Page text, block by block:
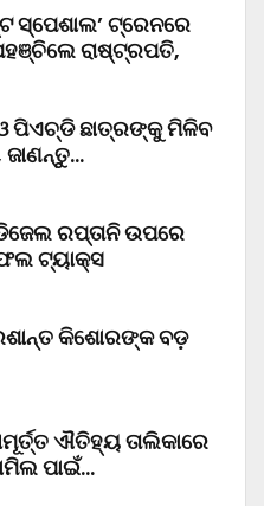
ସ୍ପେଶାଲ’ ଟ୍ରେନରେ
ରାଷ୍ଟ୍ରପତି,
ପିଏଚ୍‌ଡି ଛାତ୍ରଙ୍କୁ ମିଳିବ
ଜାଣନ୍ତୁ…
ରପ୍ତାନି ଉପରେ
ଟ୍ୟାକ୍ସ
କିଶୋରଙ୍କ ବଡ଼
ଐତିହ୍ୟ ତାଲିକାରେ
ପାଇଁ…